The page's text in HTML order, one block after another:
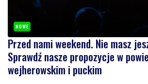
Przed nami weekend. Nie masz
Sprawdź nasze propozycje w
wejherowskim i puckim